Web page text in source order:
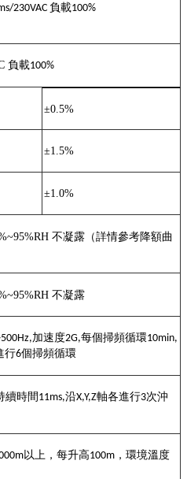
230VAC 負載100%
負載100%
±0.5%
±1.5%
±1.0%
不凝露（詳情參考降額曲
不凝露
加速度2G,每個掃頻循環10min,
行6個掃頻循環
續時間 11ms,沿X,Y,Z軸各進行3次沖
以上，每升高100m ，環境溫度